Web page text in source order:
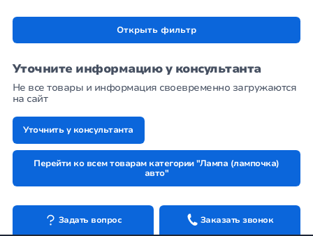
Открыть фильтр
Уточните информацию у консультанта
Не все товары и информация своевременно загружаются
на сайт
Уточнить у консультанта
Перейти ко всем товарам категории "Лампа (лампочка)
авто"
Задать вопрос Заказать звонок